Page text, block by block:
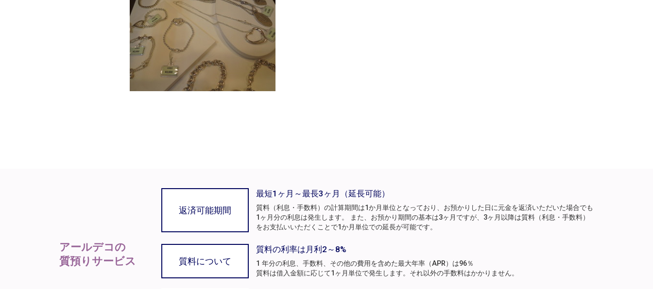
アールデコの
質預りサービス
返済可能期間
最短1ヶ月～最長3ヶ月（延長可能）
質料（利息・手数料）の計算期間は1か月単位となっており、お預かりした日に元金を返済いただいた場合でも
1ヶ月分の利息は発生します。 また、お預かり期間の基本は3ヶ月ですが、3ヶ月以降は質料（利息・手数料）
をお支払いいただくことで1か月単位での延長が可能です。
質料について
質料の利率は月利2～8%
1 年分の利息、手数料、その他の費用を含めた最大年率（APR）は96％
質料は借入金額に応じて1ヶ月単位で発生します。それ以外の手数料はかかりません。